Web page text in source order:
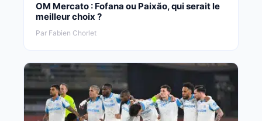
OM Mercato : Fofana ou Paixão, qui serait le
meilleur choix ?
Par Fabien Chorlet